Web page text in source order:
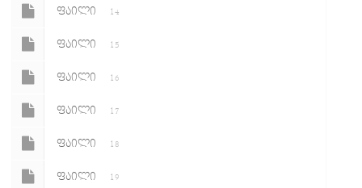
ᲤᲐᲘᲚᲘ 14
ᲤᲐᲘᲚᲘ 15
ᲤᲐᲘᲚᲘ 16
ᲤᲐᲘᲚᲘ 17
ᲤᲐᲘᲚᲘ 18
ᲤᲐᲘᲚᲘ 19